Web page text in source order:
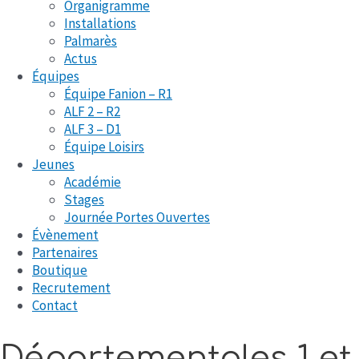
Organigramme
Installations
Palmarès
Actus
Équipes
Équipe Fanion – R1
ALF 2 – R2
ALF 3 – D1
Équipe Loisirs
Jeunes
Académie
Stages
Journée Portes Ouvertes
Évènement
Partenaires
Boutique
Recrutement
Contact